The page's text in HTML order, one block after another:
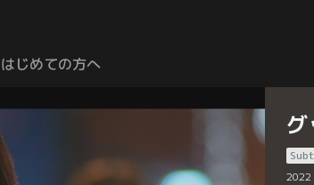
はじめての方へ
2022